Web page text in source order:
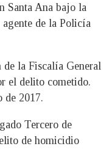
Santa Ana bajo la
agente de la Policía
de la Fiscalía General
el delito cometido.
de 2017.
Tercero de
de homicidio